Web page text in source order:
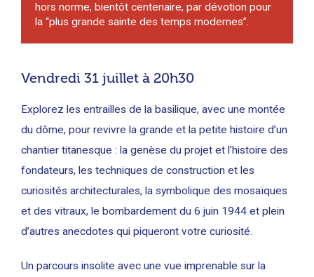
hors norme, bientôt centenaire, par dévotion pour
la “plus grande sainte des temps modernes”.
Vendredi 31 juillet à 20h30
Explorez les entrailles de la basilique, avec une montée
du dôme, pour revivre la grande et la petite histoire d’un
chantier titanesque : la genèse du projet et l’histoire des
fondateurs, les techniques de construction et les
curiosités architecturales, la symbolique des mosaïques
et des vitraux, le bombardement du 6 juin 1944 et plein
d’autres anecdotes qui piqueront votre curiosité.
Un parcours insolite avec une vue imprenable sur la